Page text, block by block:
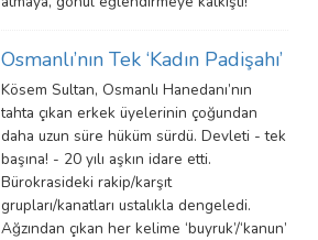
Osmanlı’nın Tek ‘Kadın Padişahı’
Kösem Sultan, Osmanlı Hanedanı’nın
tahta çıkan erkek üyelerinin çoğundan
daha uzun süre hüküm sürdü. Devleti - tek
başına! - 20 yılı aşkın idare etti.
Bürokrasideki rakip/karşıt
grupları/kanatları ustalıkla dengeledi.
Ağzından çıkan her kelime ‘buyruk’/‘kanun’